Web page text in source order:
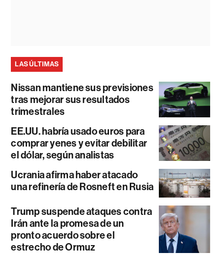
LAS ÚLTIMAS
Nissan mantiene sus previsiones
tras mejorar sus resultados
trimestrales
EE.UU. habría usado euros para
comprar yenes y evitar debilitar
el dólar, según analistas
Ucrania afirma haber atacado
una refinería de Rosneft en Rusia
Trump suspende ataques contra
Irán ante la promesa de un
pronto acuerdo sobre el
estrecho de Ormuz